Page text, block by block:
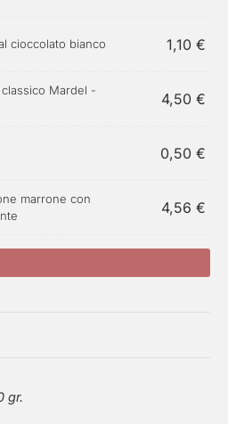
cioccolato bianco 1,10 €
Mardel -
4,50 €
0,50 €
marrone con
4,56 €
gr.